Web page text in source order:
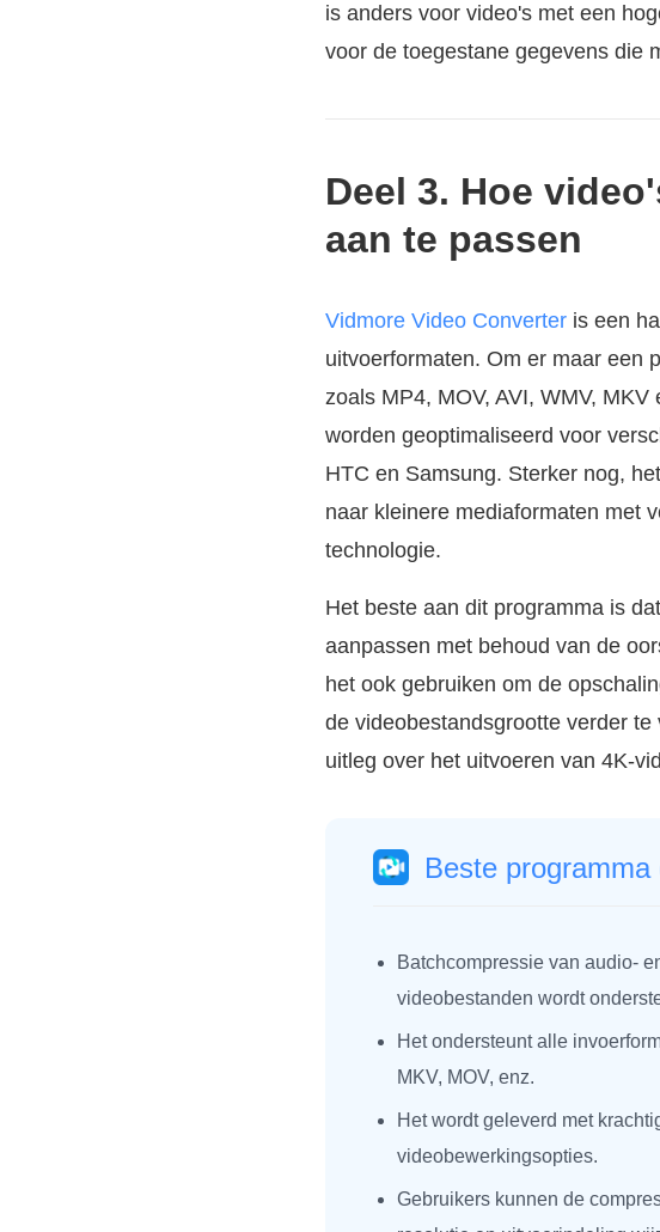
is anders voor video's met een
voor de toegestane gegevens die
Deel 3. Hoe
aan te passen
Vidmore Video Converter is een
uitvoerformaten. Om er maar een
zoals MP4, MOV, AVI, WMV,
worden geoptimaliseerd voor
HTC en Samsung. Sterker nog,
naar kleinere mediaformaten met
technologie.
Het beste aan dit programma is
aanpassen met behoud van de
het ook gebruiken om de
de videobestandsgrootte verder
uitleg over het uitvoeren van 4K-
Beste
Batchcompressie van audio-
videobestanden wordt
Het ondersteunt alle
MKV, MOV, enz.
Het wordt geleverd met
videobewerkingsopties.
Gebruikers kunnen de